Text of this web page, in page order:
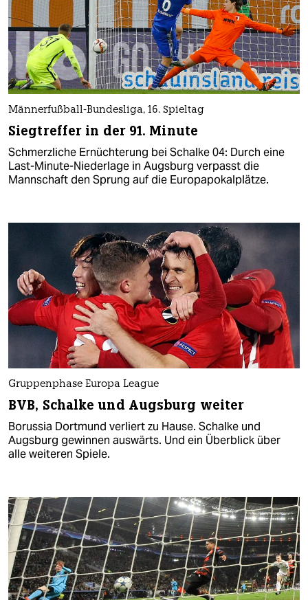
Männerfußball-Bundesliga, 16. Spieltag
Siegtreffer in der 91. Minute
Schmerzliche Ernüchterung bei Schalke 04: Durch eine
Last-Minute-Niederlage in Augsburg verpasst die
Mannschaft den Sprung auf die Europapokalplätze.
Gruppenphase Europa League
BVB, Schalke und Augsburg weiter
Borussia Dortmund verliert zu Hause. Schalke und
Augsburg gewinnen auswärts. Und ein Überblick über
alle weiteren Spiele.